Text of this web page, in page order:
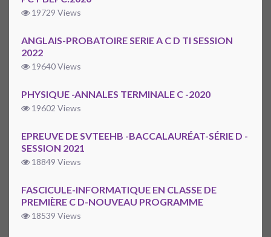
19729 Views
ANGLAIS-PROBATOIRE SERIE A C D TI SESSION
2022
19640 Views
PHYSIQUE -ANNALES TERMINALE C -2020
19602 Views
EPREUVE DE SVTEEHB -BACCALAURÉAT-SÉRIE D -
SESSION 2021
18849 Views
FASCICULE-INFORMATIQUE EN CLASSE DE
PREMIÈRE C D-NOUVEAU PROGRAMME
18539 Views